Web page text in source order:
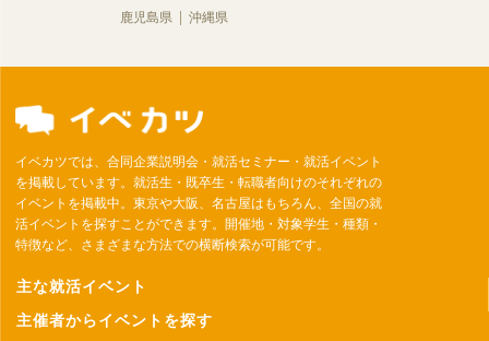
鹿児島県
沖縄県
イベカツでは、合同企業説明会・就活セミナー・就活イベント
を掲載しています。就活生・既卒生・転職者向けのそれぞれの
イベントを掲載中。東京や大阪、名古屋はもちろん、全国の就
活イベントを探すことができます。開催地・対象学生・種類・
特徴など、さまざまな方法での横断検索が可能です。
主な就活イベント
主催者からイベントを探す